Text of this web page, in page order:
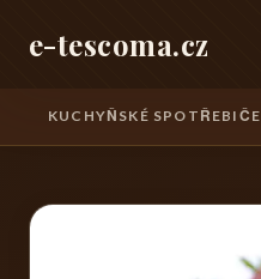
e-tescoma.cz
KUCHYŇSKÉ SPOTŘEBIČE